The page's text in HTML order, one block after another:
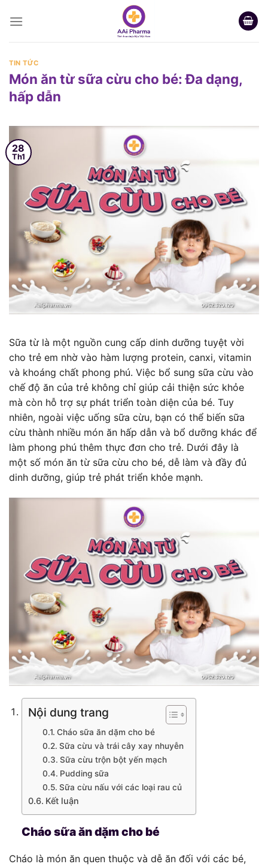
TIN TỨC
Món ăn từ sữa cừu cho bé: Đa dạng,
hấp dẫn
28
Th1
Sữa từ là một nguồn cung cấp dinh dưỡng tuyệt vời
cho trẻ em nhờ vào hàm lượng protein, canxi, vitamin
và khoáng chất phong phú. Việc bổ sung sữa cừu vào
chế độ ăn của trẻ không chỉ giúp cải thiện sức khỏe
mà còn hỗ trợ sự phát triển toàn diện của bé. Tuy
nhiên, ngoài việc uống sữa cừu, bạn có thể biến sữa
cừu thành nhiều món ăn hấp dẫn và bổ dưỡng khác để
làm phong phú thêm thực đơn cho trẻ. Dưới đây là
một số món ăn từ sữa cừu cho bé, dễ làm và đầy đủ
dinh dưỡng, giúp trẻ phát triển khỏe mạnh.
Nội dung trang
Cháo sữa ăn dặm cho bé
Sữa cừu và trái cây xay nhuyễn
Sữa cừu trộn bột yến mạch
Pudding sữa
Sữa cừu nấu với các loại rau củ
Kết luận
Cháo sữa ăn dặm cho bé
Cháo là món ăn quen thuộc và dễ ăn đối với các bé,